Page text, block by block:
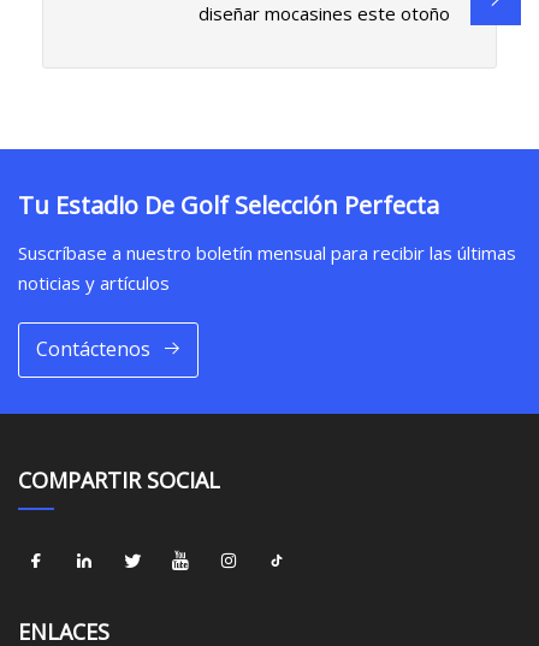
diseñar mocasines este otoño
Tu Estadio De Golf Selección Perfecta
Suscríbase a nuestro boletín mensual para recibir las últimas
noticias y artículos
Contáctenos
COMPARTIR SOCIAL
ENLACES